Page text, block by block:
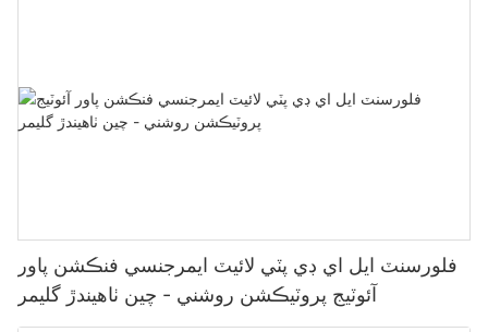
فلورسنٽ ايل اي ڊي پٽي لائيٽ ايمرجنسي فنڪشن پاور
آئوٽيج پروٽيڪشن روشني - چين ٺاهيندڙ گليمر